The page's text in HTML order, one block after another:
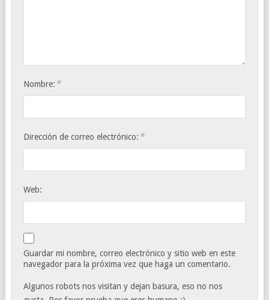
Nombre: *
Dirección de correo electrónico: *
Web:
Guardar mi nombre, correo electrónico y sitio web en este
navegador para la próxima vez que haga un comentario.
Algunos robots nos visitan y dejan basura, eso no nos